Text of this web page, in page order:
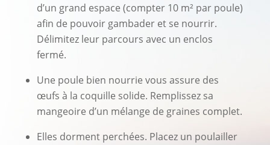
d’un grand espace (compter 10 m² par poule)
afin de pouvoir gambader et se nourrir.
Délimitez leur parcours avec un enclos
fermé.
Une poule bien nourrie vous assure des
œufs à la coquille solide. Remplissez sa
mangeoire d’un mélange de graines complet.
Elles dorment perchées. Placez un poulailler